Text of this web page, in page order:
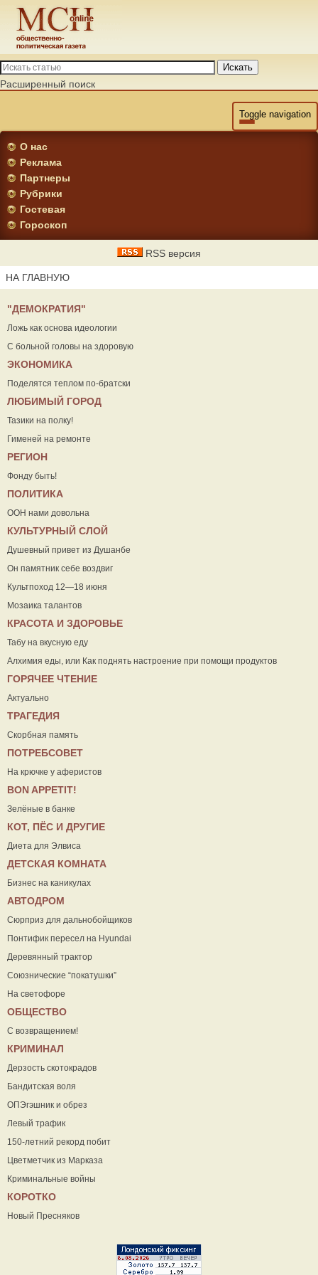
Искать
Расширенный поиск
Toggle navigation
О нас
Реклама
Партнеры
Рубрики
Гостевая
Гороскоп
RSS версия
НА ГЛАВНУЮ
"ДЕМОКРАТИЯ"
Ложь как основа идеологии
С больной головы на здоровую
ЭКОНОМИКА
Поделятся теплом по-братски
ЛЮБИМЫЙ ГОРОД
Тазики на полку!
Гименей на ремонте
РЕГИОН
Фонду быть!
ПОЛИТИКА
ООН нами довольна
КУЛЬТУРНЫЙ СЛОЙ
Душевный привет из Душанбе
Он памятник себе воздвиг
Культпоход 12—18 июня
Мозаика талантов
КРАСОТА И ЗДОРОВЬЕ
Табу на вкусную еду
Алхимия еды, или Как поднять настроение при помощи продуктов
ГОРЯЧЕЕ ЧТЕНИЕ
Актуально
ТРАГЕДИЯ
Скорбная память
ПОТРЕБСОВЕТ
На крючке у аферистов
ВON APPETIT!
Зелёные в банке
КОТ, ПЁС И ДРУГИЕ
Диета для Элвиса
ДЕТСКАЯ КОМНАТА
Бизнес на каникулах
АВТОДРОМ
Сюрприз для дальнобойщиков
Понтифик пересел на Hyundai
Деревянный трактор
Союзнические “покатушки”
На светофоре
ОБЩЕСТВО
С возвращением!
КРИМИНАЛ
Дерзость скотокрадов
Бандитская воля
ОПЭгэшник и обрез
Левый трафик
150-летний рекорд побит
Цветметчик из Марказа
Криминальные войны
КОРОТКО
Новый Пресняков